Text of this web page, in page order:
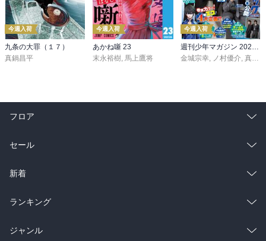
今週入荷
九条の大罪（１７）
真鍋昌平
今週入荷
あかね噺 23
末永裕樹, 馬上鷹将
今週入荷
週刊少年マガジン 2026年36・37号[2026年8月5日発売]
金城宗幸, ノ村優介, 真島ヒロ
フロア
総合
ラノベ
雑誌・グラビア
BL・TL
セール
総合
ラノベ
雑誌・グラビア
新着
総合
ラノベ
ランキング
総合
ジャンル